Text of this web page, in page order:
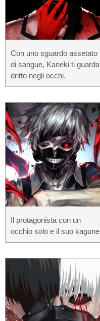
Con uno sguardo assetato
di sangue, Kaneki ti guarda
dritto negli occhi.
Il protagonista con un
occhio solo e il suo kagune